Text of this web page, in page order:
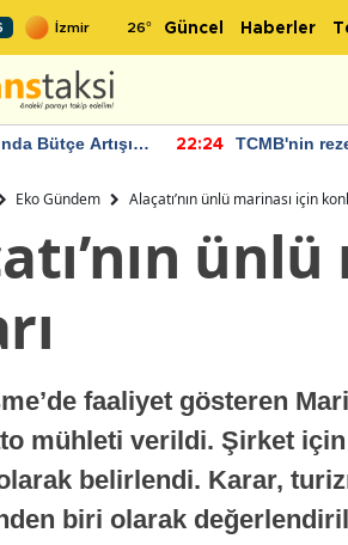
26° Güncel Haberler
Bütçe Artışı
22:24
TCMB'nin
Eko Gündem Alaçatı’nın ünlü marinası için
faaliyet gösteren
mühleti verildi. Şirket
belirlendi. Karar,
biri olarak